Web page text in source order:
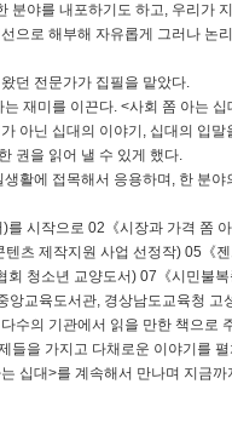
야를 내포하기도 하고, 우리가
으로 해부해 자유롭게 그러나 논
던 전문가가 집필을 맡았다.
재미를 이끈다. <사회 쫌 아는
아닌 십대의 이야기, 십대의 입
권을 읽어 낼 수 있게 했다.
활에 접목해서 응용하며, 한 분
시작으로 02《시장과 가격 쫌
츠 제작지원 사업 선정작) 05《
청소년 교양도서) 07《시민불
교육도서관, 경상남도교육청 고
수의 기관에서 읽을 만한 책으로
을 가지고 다채로운 이야기를
십대>를 계속해서 만나며 지금